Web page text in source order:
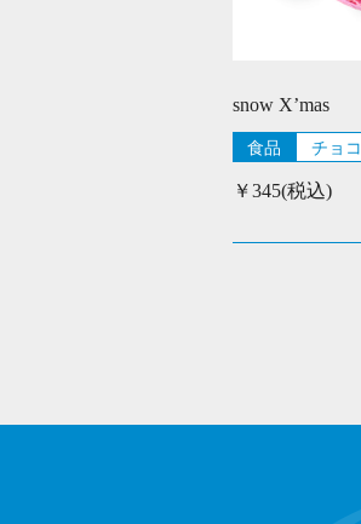
snow X’mas
食品 チョコ
￥345(税込)